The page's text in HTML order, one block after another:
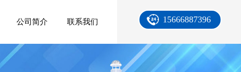
15666887396
公司简介 联系我们